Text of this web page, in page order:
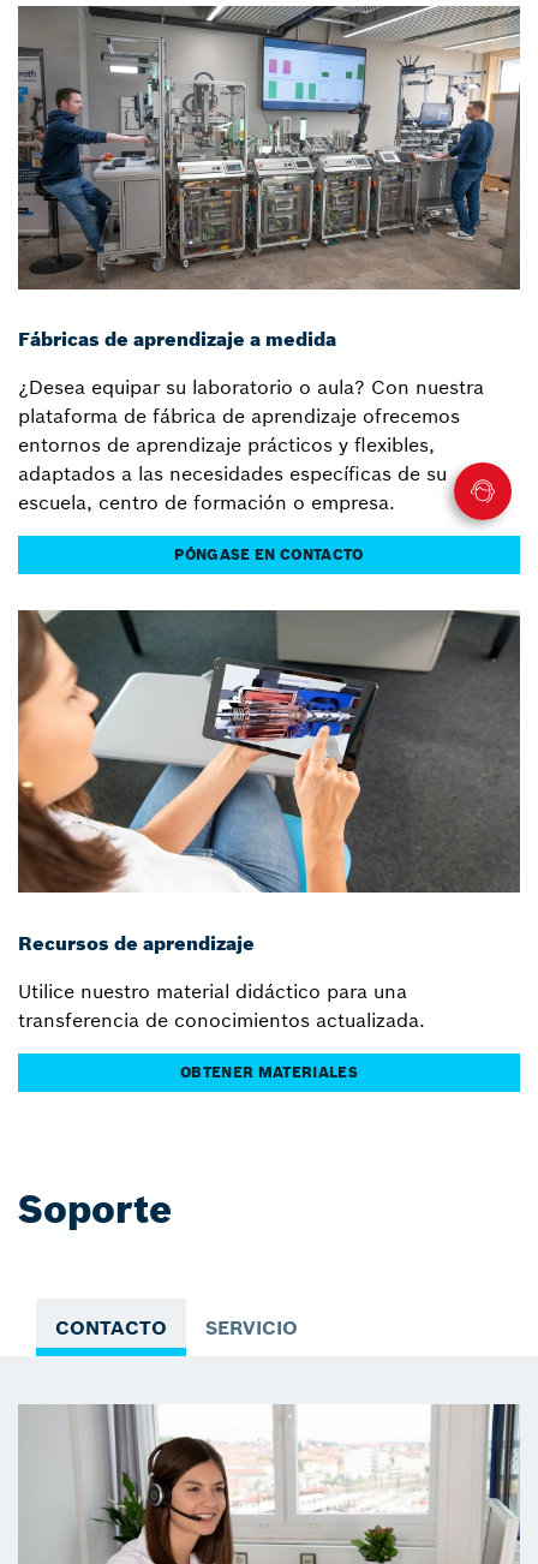
Fábricas de aprendizaje a medida
¿Desea equipar su laboratorio o aula? Con nuestra
plataforma de fábrica de aprendizaje ofrecemos
entornos de aprendizaje prácticos y flexibles,
adaptados a las necesidades específicas de su
escuela, centro de formación o empresa.
PÓNGASE EN CONTACTO
Recursos de aprendizaje
Utilice nuestro material didáctico para una
transferencia de conocimientos actualizada.
OBTENER MATERIALES
Soporte
CONTACTO SERVICIO